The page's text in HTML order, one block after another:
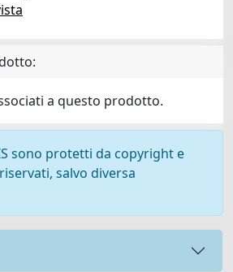
a questo prodotto.
sono protetti da copyright e
salvo diversa